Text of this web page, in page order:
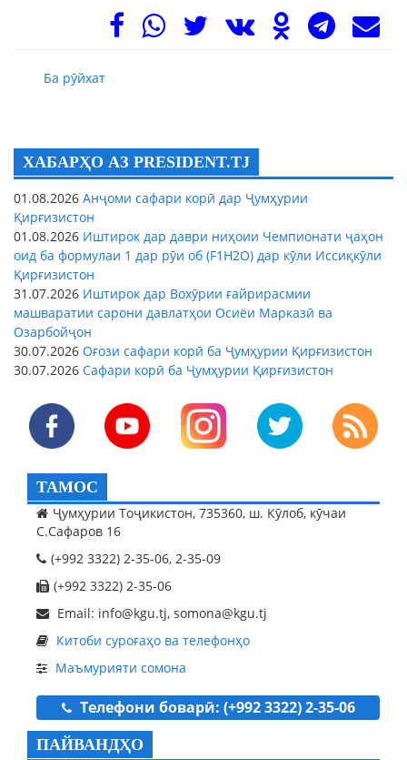
Ба рӯйхат
ХАБАРҲО АЗ PRESIDENT.TJ
01.08.2026 Анҷоми сафари корӣ дар Ҷумҳурии
Қирғизистон
01.08.2026 Иштирок дар даври ниҳоии Чемпионати ҷаҳон
оид ба формулаи 1 дар рӯи об (F1H2O) дар кӯли Иссиқкӯли
Қирғизистон
31.07.2026 Иштирок дар Вохӯрии ғайрирасмии
машваратии сарони давлатҳои Осиёи Марказӣ ва
Озарбойҷон
30.07.2026 Оғози сафари корӣ ба Ҷумҳурии Қирғизистон
30.07.2026 Сафари корӣ ба Ҷумҳурии Қирғизистон
ТАМОС
Ҷумҳурии Тоҷикистон, 735360, ш. Кӯлоб, кӯчаи
С.Сафаров 16
(+992 3322) 2-35-06, 2-35-09
(+992 3322) 2-35-06
Email: info@kgu.tj, somona@kgu.tj
Китоби суроғаҳо ва телефонҳо
Маъмурияти сомона
Телефони боварӣ: (+992 3322) 2-35-06
ПАЙВАНДҲО